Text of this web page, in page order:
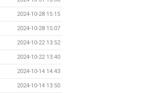
2024-10-28 15:15
2024-10-28 15:07
2024-10-22 13:52
2024-10-22 13:40
2024-10-14 14:43
2024-10-14 13:50